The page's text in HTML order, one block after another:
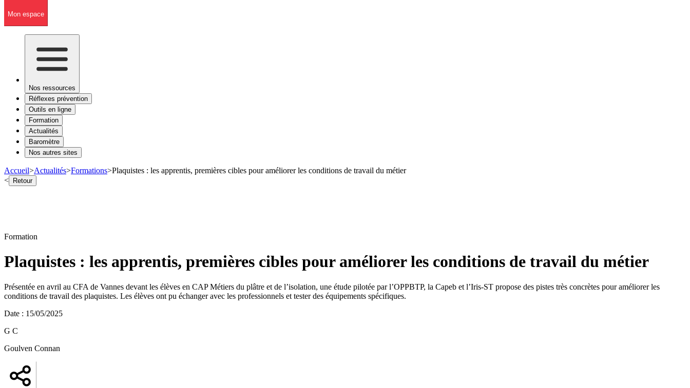
Mon espace
Nos ressources
Réflexes prévention
Outils en ligne
Formation
Actualités
Baromètre
Nos autres sites
Accueil>Actualités>Formations>Plaquistes : les apprentis, premières cibles pour améliorer les conditions de travail du métier
< Retour
Formation
Plaquistes : les apprentis, premières cibles pour améliorer les conditions de travail du métier
Présentée en avril au CFA de Vannes devant les élèves en CAP Métiers du plâtre et de l’isolation, une étude pilotée par l’OPPBTP, la Capeb et l’Iris-ST propose des pistes très concrètes pour améliorer les
conditions de travail des plaquistes. Les élèves ont pu échanger avec les professionnels et tester des équipements spécifiques.
Date : 15/05/2025
G C
Goulven Connan